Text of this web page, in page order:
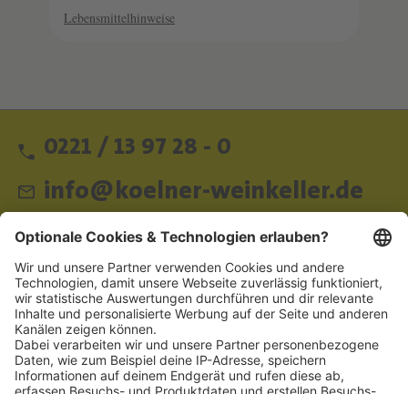
Lebensmittelhinweise
0221 / 13 97 28 - 0
info@koelner-weinkeller.de
Schnellzugriff
ZAHLUNGSMETHODEN
SOCIAL